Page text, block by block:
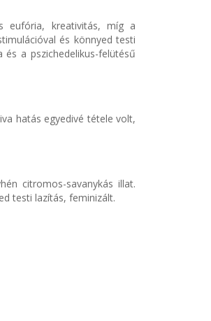
eufória, kreativitás, míg a
és könnyed testi
és a pszichedelikus-felütésű
hatás egyedivé tétele volt,
citromos-savanykás illat.
testi lazítás, feminizált.